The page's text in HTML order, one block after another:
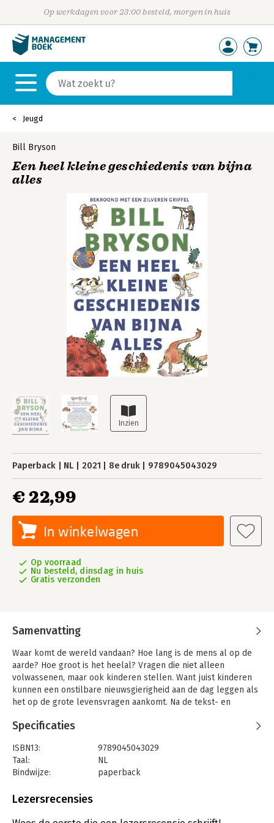
Op werkdagen voor 23:00 besteld, morgen in huis
Jeugd
Bill Bryson
Een heel kleine geschiedenis van bijna
alles
Paperback NL 2021 8e druk 9789045043029
€ 22,99
In winkelwagen
Op voorraad
Nu besteld, dinsdag in huis
Gratis verzonden
Samenvatting
Waar komt de wereld vandaan? Hoe lang is de mens al op de
aarde? Hoe groot is het heelal? Vragen die niet alleen
volwassenen, maar ook kinderen stellen. Want juist kinderen
kunnen een onstilbare nieuwsgierigheid aan de dag leggen als
het op de grote levensvragen aankomt. Na de tekst- en
geschiedenis van bijna alles verschijnt nu een geïllustreerde
waarmee Bill Bryson zijn volwassen lezers meeneemt op een
avontuurlijke reis door het leven kunnen ook jonge lezers met
de wereld kennismaken, vanaf de big bang tot het ontstaan van
Bryson hen kennismaken met de meest essentiële
Specificaties
ISBN13:
9789045043029
Taal:
NL
Bindwijze:
paperback
Uitgever:
Lezersrecensies